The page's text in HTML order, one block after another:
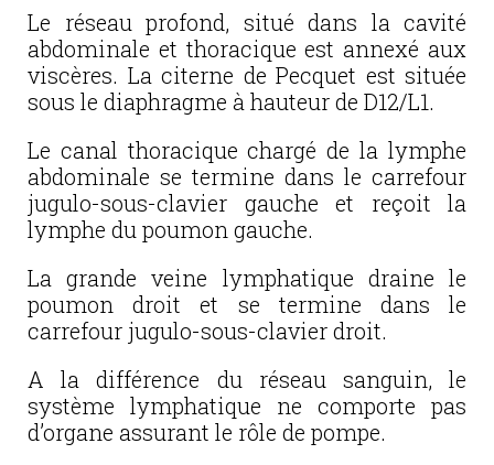
Le réseau profond, situé dans la cavité
abdominale et thoracique est annexé aux
viscères. La citerne de Pecquet est située
sous le diaphragme à hauteur de D12/L1.
Le canal thoracique chargé de la lymphe
abdominale se termine dans le carrefour
jugulo-sous-clavier gauche et reçoit la
lymphe du poumon gauche.
La grande veine lymphatique draine le
poumon droit et se termine dans le
carrefour jugulo-sous-clavier droit.
A la différence du réseau sanguin, le
système lymphatique ne comporte pas
d’organe assurant le rôle de pompe.